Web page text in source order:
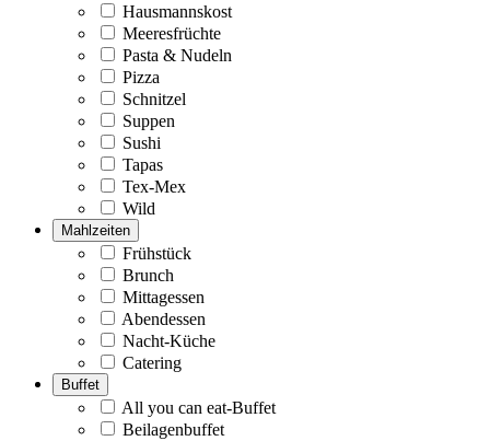
Hausmannskost
Meeresfrüchte
Pasta & Nudeln
Pizza
Schnitzel
Suppen
Sushi
Tapas
Tex-Mex
Wild
Mahlzeiten
Frühstück
Brunch
Mittagessen
Abendessen
Nacht-Küche
Catering
Buffet
All you can eat-Buffet
Beilagenbuffet